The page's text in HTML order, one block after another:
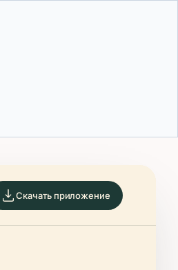
Скачать приложение